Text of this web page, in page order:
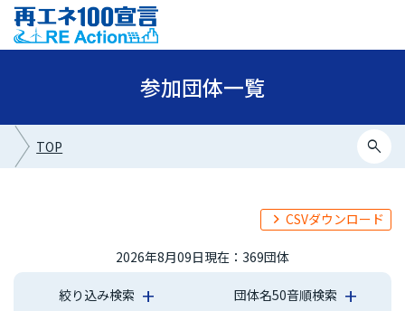
参加団体一覧
TOP search
CSVダウンロード
2026年8月09日現在：369団体
絞り込み検索 団体名50音順検索